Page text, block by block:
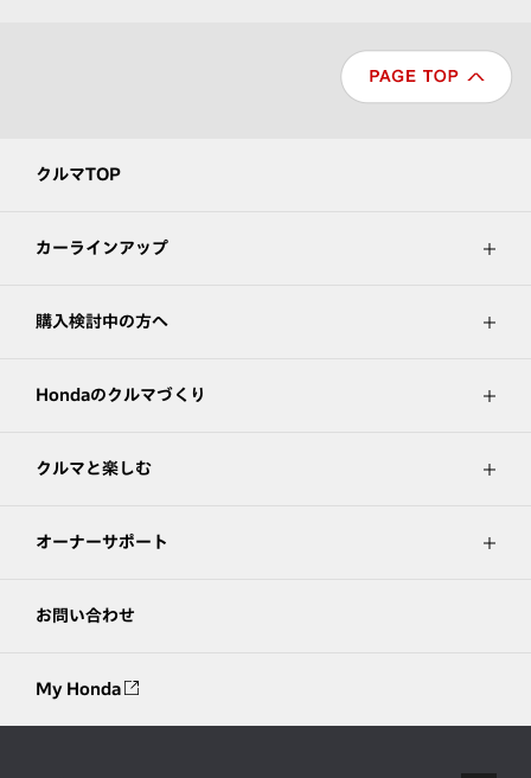
クルマTOP
カーラインアップ
購入検討中の方へ
Hondaのクルマづくり
クルマと楽しむ
オーナーサポート
お問い合わせ
My Honda